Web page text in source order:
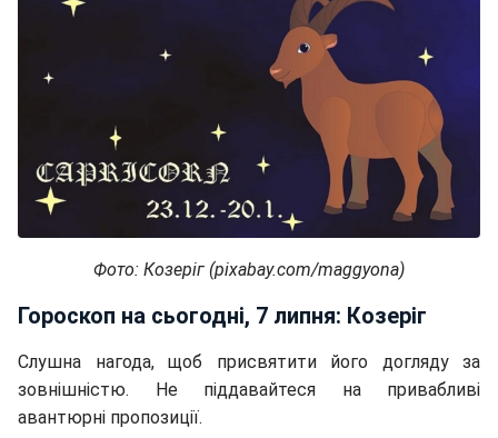
Фото: Козеріг (pixabay.com/maggyona)
Гороскоп на сьогодні, 7 липня: Козеріг
Слушна нагода, щоб присвятити його догляду за
зовнішністю. Не піддавайтеся на привабливі
авантюрні пропозиції.